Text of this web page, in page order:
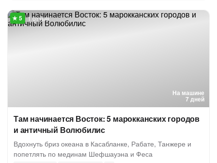
На машине
7 дней
1 отзыв
Там начинается Восток: 5 марокканских городов
и античный Волюбилис
Вдохнуть бриз океана в Касабланке, Рабате, Танжере и
попетлять по мединам Шефшауэна и Феса